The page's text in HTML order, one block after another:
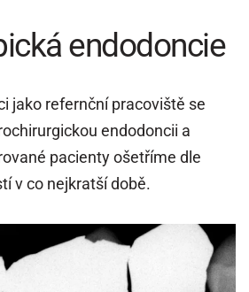
endodoncie
jako refernční pracoviště se
endodoncii a
pacienty ošetříme dle
v co nejkratší době.